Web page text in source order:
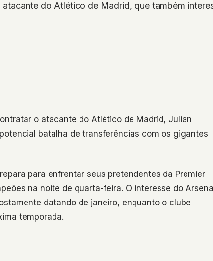
do Atlético de Madrid, que também
o atacante do Atlético de Madrid, Julian
batalha de transferências com os gigantes
para enfrentar seus pretendentes da Premier
na noite de quarta-feira. O interesse do Arsenal
datando de janeiro, enquanto o clube
temporada.